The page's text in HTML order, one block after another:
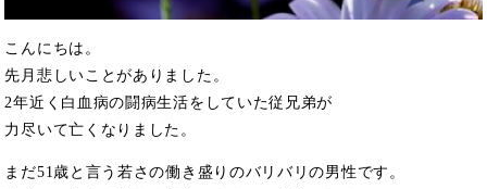
こんにちは。
先月悲しいことがありました。
2年近く白血病の闘病生活をしていた従兄弟が
力尽いて亡くなりました。
まだ51歳と言う若さの働き盛りのバリバリの男性です。